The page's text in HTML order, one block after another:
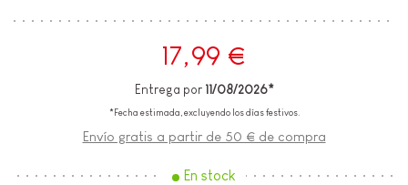
17,99 €
Entrega por 11/08/2026*
*Fecha estimada, excluyendo los días festivos.
Envío gratis a partir de 50 € de compra
En stock